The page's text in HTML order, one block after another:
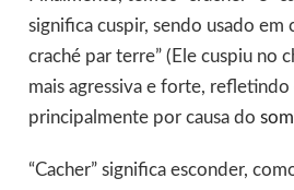
significa cuspir, sendo usado em
craché par terre” (Ele cuspiu no
mais agressiva e forte, refletindo
principalmente por causa do
“Cacher” significa esconder,